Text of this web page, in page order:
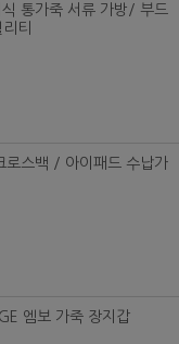
통가죽 서류 가방/ 부드
티
스백 / 아이패드 수납가
엠보 가죽 장지갑